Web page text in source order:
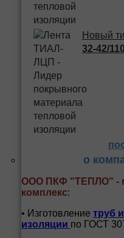
Новый
32-42/
о
ООО ПКФ "ТЕПЛО" -
комплекс:
• Изготовление труб и
изоляции по ГОСТ